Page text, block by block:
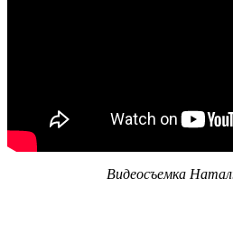
Видеосъемка